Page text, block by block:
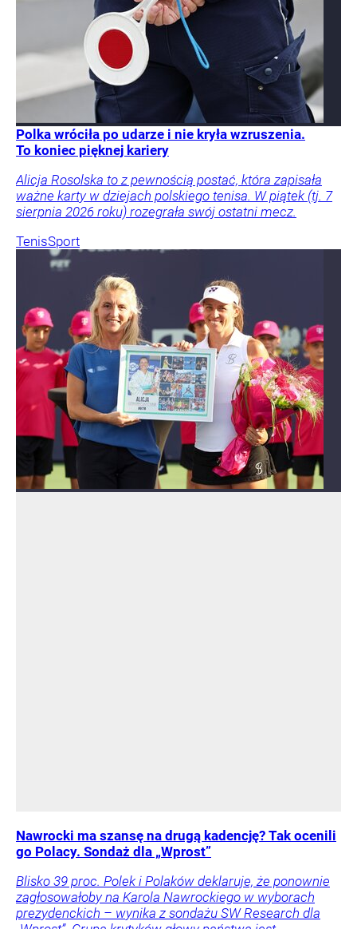
Polka wróciła po udarze i nie kryła wzruszenia.
To koniec pięknej kariery
Alicja Rosolska to z pewnością postać, która zapisała
ważne karty w dziejach polskiego tenisa. W piątek (tj. 7
sierpnia 2026 roku) rozegrała swój ostatni mecz.
TenisSport
Nawrocki ma szansę na drugą kadencję? Tak ocenili
go Polacy. Sondaż dla „Wprost”
Blisko 39 proc. Polek i Polaków deklaruje, że ponownie
zagłosowałoby na Karola Nawrockiego w wyborach
prezydenckich – wynika z sondażu SW Research dla